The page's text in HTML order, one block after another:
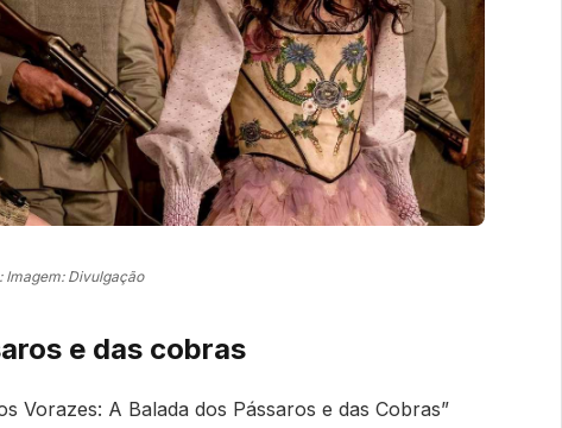
Imagem: Divulgação
e das cobras
Vorazes: A Balada dos Pássaros e das Cobras”